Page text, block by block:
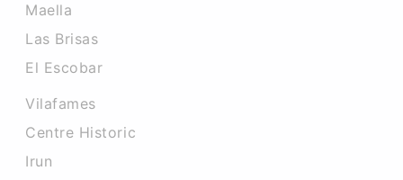
Maella
Las Brisas
El Escobar
Vilafames
Centre Historic
Irun